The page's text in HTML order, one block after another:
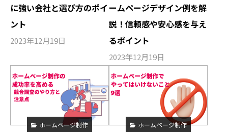
に強い会社と選び方のポイ
ント
2023年12月19日
ームページデザイン例を解
説！信頼感や安心感を与え
るポイント
2023年12月19日
ホームページ制作 ホームページ制作